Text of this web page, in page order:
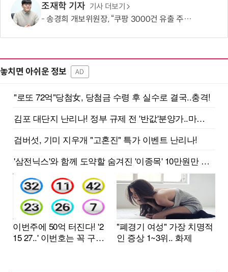
조재학 기자 기사 더보기
송경희 개보위원장, “쿠팡 3000건 유출 주장 사실과 달라…엄정 처분할 것”
놓치면 아쉬운 정보 AD